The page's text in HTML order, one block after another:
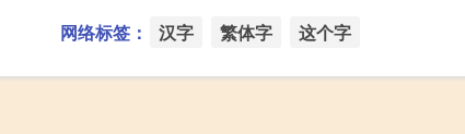
网络标签： 汉字 繁体字 这个字